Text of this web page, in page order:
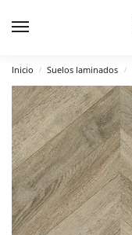
Inicio / Suelos laminados /